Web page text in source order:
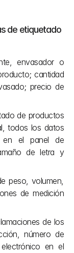
de etiquetado
envasador o
cantidad
precio de
de productos
todos los datos
en el panel de
de letra y
peso, volumen,
de medición
de los
número de
en el